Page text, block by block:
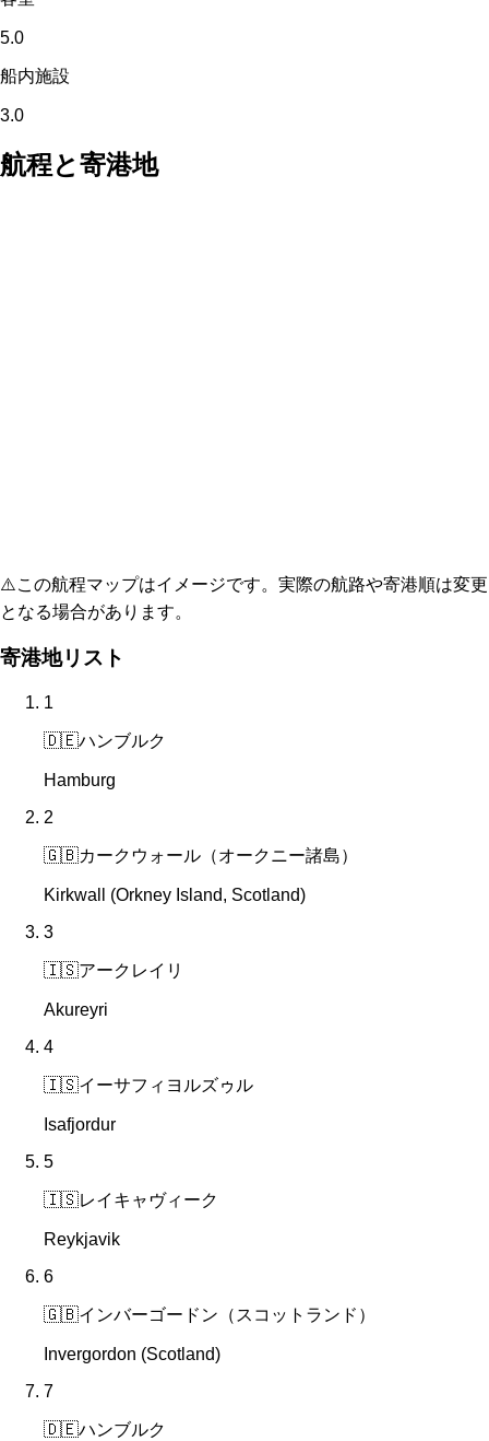
5.0
船内施設
3.0
航程と寄港地
⚠️この航程マップはイメージです。実際の航路や寄港順は変更
となる場合があります。
寄港地リスト
1
🇩🇪ハンブルク
Hamburg
2
🇬🇧カークウォール（オークニー諸島）
Kirkwall (Orkney Island, Scotland)
3
🇮🇸アークレイリ
Akureyri
4
🇮🇸イーサフィヨルズゥル
Isafjordur
5
🇮🇸レイキャヴィーク
Reykjavik
6
🇬🇧インバーゴードン（スコットランド）
Invergordon (Scotland)
7
🇩🇪ハンブルク